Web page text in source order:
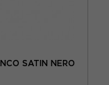
SATIN NERO